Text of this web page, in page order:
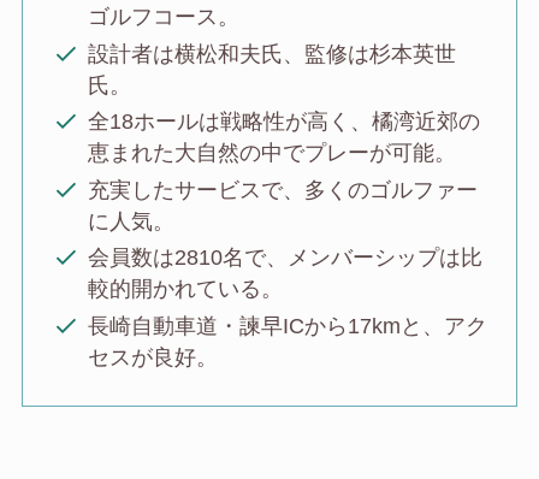
ゴルフコース。
設計者は横松和夫氏、監修は杉本英世
氏。
全18ホールは戦略性が高く、橘湾近郊の
恵まれた大自然の中でプレーが可能。
充実したサービスで、多くのゴルファー
に人気。
会員数は2810名で、メンバーシップは比
較的開かれている。
長崎自動車道・諫早ICから17kmと、アク
セスが良好。